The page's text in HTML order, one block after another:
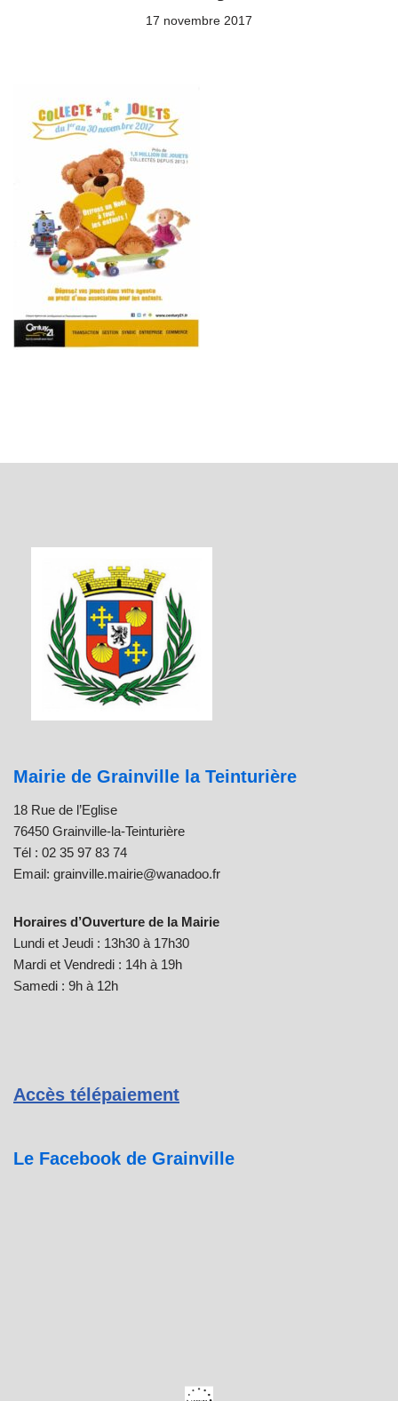
17 novembre 2017
Mairie de Grainville la Teinturière
18 Rue de l’Eglise
76450 Grainville-la-Teinturière
Tél : 02 35 97 83 74
Email: grainville.mairie@wanadoo.fr
Horaires d’Ouverture de la Mairie
Lundi et Jeudi : 13h30 à 17h30
Mardi et Vendredi : 14h à 19h
Samedi : 9h à 12h
Accès télépaiement
Le Facebook de Grainville